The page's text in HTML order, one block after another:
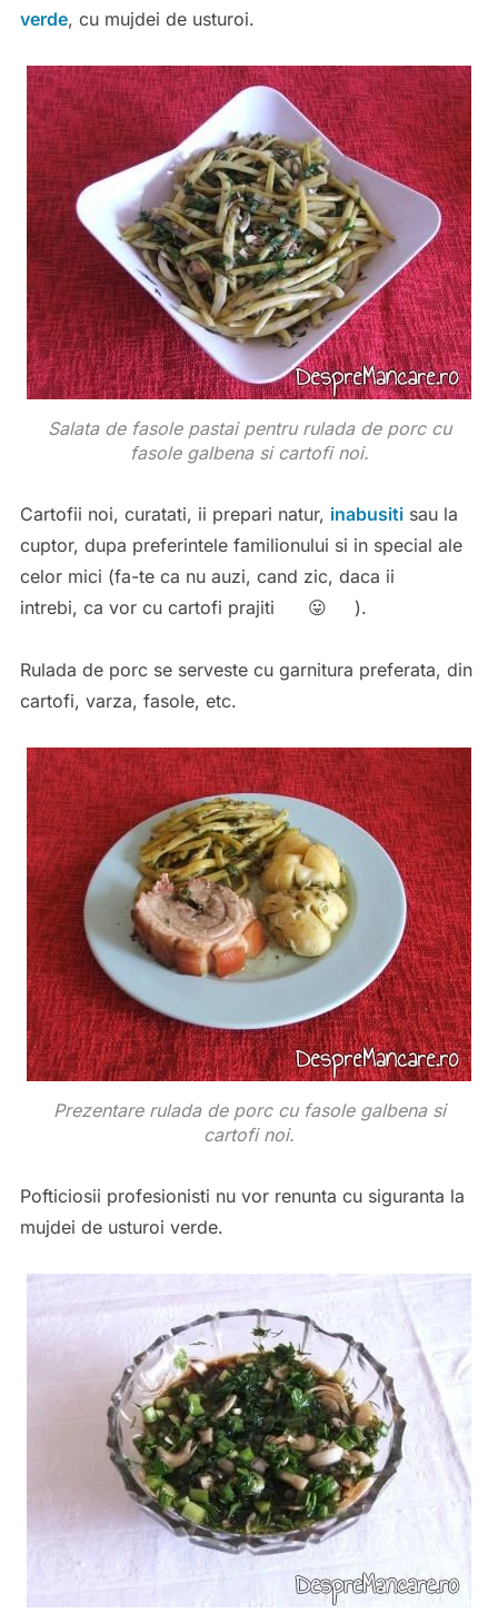
verde, cu mujdei de usturoi.
Salata de fasole pastai pentru rulada de porc cu
fasole galbena si cartofi noi.
Cartofii noi, curatati, ii prepari natur, inabusitisau la
cuptor, dupa preferintele familionului si in special ale
celor mici (fa-te ca nu auzi, cand zic, daca ii
intrebi, ca vor cu cartofi prajiti 😛 ).
Rulada de porc se serveste cu garnitura preferata, din
cartofi, varza, fasole, etc.
Prezentare rulada de porc cu fasole galbena si
cartofi noi.
Pofticiosii profesionisti nu vor renunta cu siguranta la
mujdei de usturoi verde.